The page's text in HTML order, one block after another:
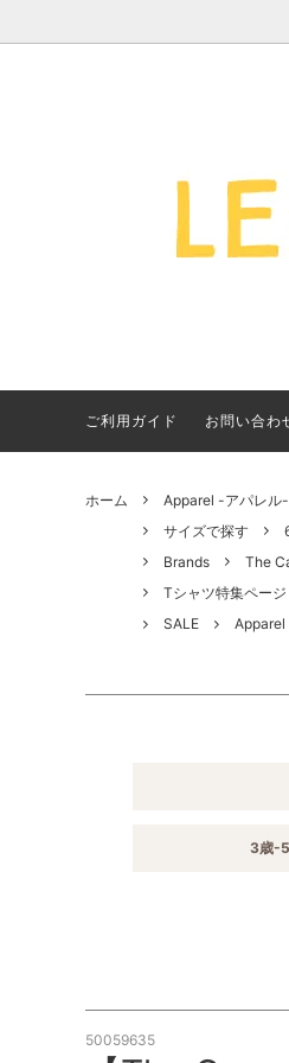
Apparel -アパ
サイズで探す
【夏アイテム
年最新！子ど
き輪 アイテム
ご利用ガイド お問い合わ
ホーム Apparel -アパレル-
サイズで探す
Brands
The
Tシャツ特集ページ
SALE
3歳-
50059635